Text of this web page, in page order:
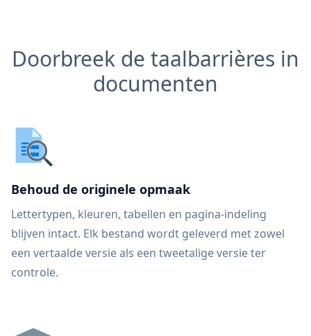
Doorbreek de taalbarrières in
documenten
Behoud de originele opmaak
Lettertypen, kleuren, tabellen en pagina-indeling
blijven intact. Elk bestand wordt geleverd met zowel
een vertaalde versie als een tweetalige versie ter
controle.